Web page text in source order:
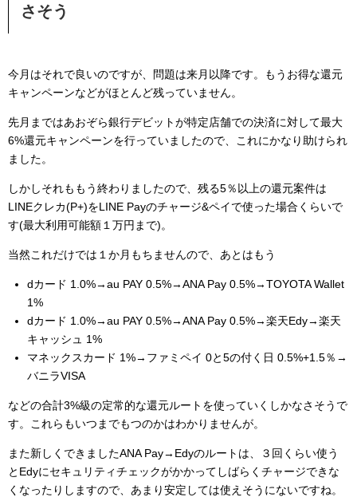
さそう
今月はそれで良いのですが、問題は来月以降です。もうお得な還元
キャンペーンなどがほとんど残っていません。
先月まではあおぞら銀行デビットが特定店舗での決済に対して最大
6%還元キャンペーンを行っていましたので、これにかなり助けられ
ました。
しかしそれももう終わりましたので、残る5％以上の還元案件は
LINEクレカ(P+)をLINE Payのチャージ&ペイで使った場合くらいで
す(最大利用可能額１万円まで)。
当然これだけでは１か月もちませんので、あとはもう
dカード 1.0%→au PAY 0.5%→ANA Pay 0.5%→TOYOTA Wallet
1%
dカード 1.0%→au PAY 0.5%→ANA Pay 0.5%→楽天Edy→楽天
キャッシュ 1%
マネックスカード 1%→ファミペイ 0と5の付く日 0.5%+1.5％→
バニラVISA
などの合計3%級の定常的な還元ルートを使っていくしかなさそうで
す。これらもいつまでもつのかはわかりませんが。
また新しくできましたANA Pay→Edyのルートは、３回くらい使う
とEdyにセキュリティチェックがかかってしばらくチャージできな
くなったりしますので、あまり安定しては使えそうにないですね。